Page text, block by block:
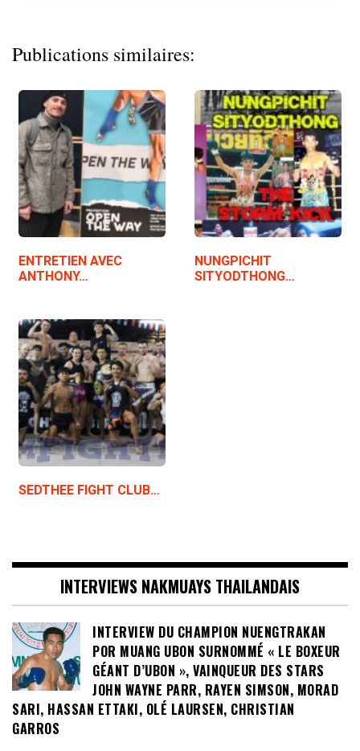
Publications similaires:
ENTRETIEN AVEC
ANTHONY…
NUNGPICHIT
SITYODTHONG…
SEDTHEE FIGHT CLUB…
INTERVIEWS NAKMUAYS THAILANDAIS
INTERVIEW DU CHAMPION NUENGTRAKAN
POR MUANG UBON SURNOMMÉ « LE BOXEUR
GÉANT D’UBON », VAINQUEUR DES STARS
JOHN WAYNE PARR, RAYEN SIMSON, MORAD
SARI, HASSAN ETTAKI, OLÉ LAURSEN, CHRISTIAN
GARROS